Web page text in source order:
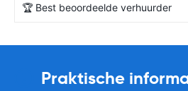
🏆 Best beoordeelde verhuurder
Praktische